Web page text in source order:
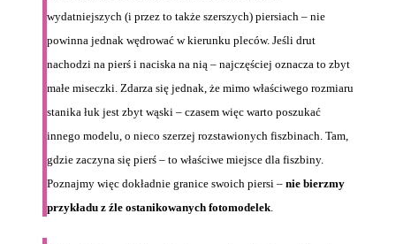
wydatniejszych (i przez to także szerszych) piersiach – nie
powinna jednak wędrować w kierunku pleców. Jeśli drut
nachodzi na pierś i naciska na nią – najczęściej oznacza to zbyt
małe miseczki. Zdarza się jednak, że mimo właściwego rozmiaru
stanika łuk jest zbyt wąski – czasem więc warto poszukać
innego modelu, o nieco szerzej rozstawionych fiszbinach. Tam,
gdzie zaczyna się pierś – to właściwe miejsce dla fiszbiny.
Poznajmy więc dokładnie granice swoich piersi – nie bierzmy
przykładu z źle ostanikowanych fotomodelek